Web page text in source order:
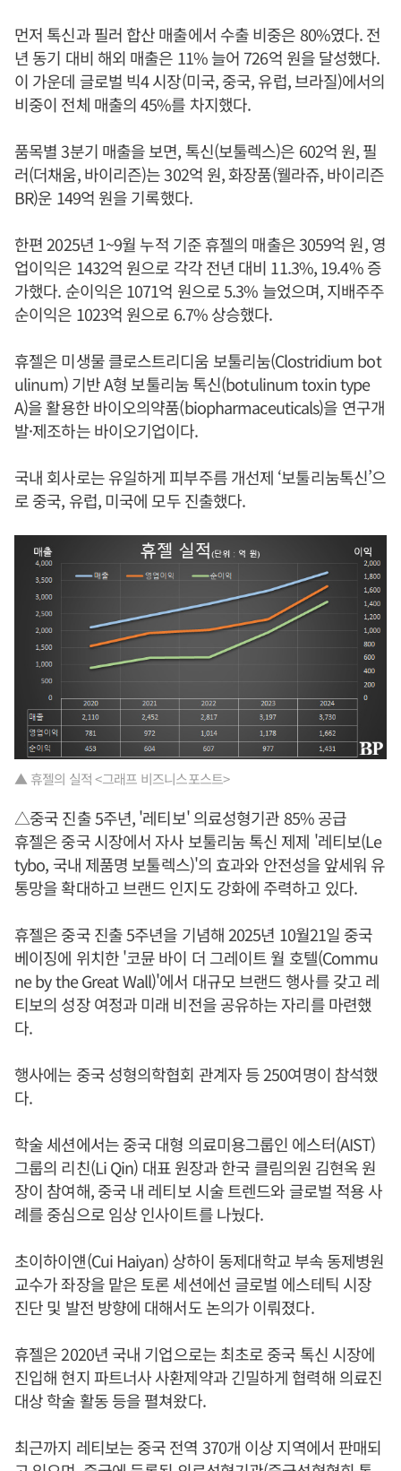
먼저 톡신과 필러 합산 매출에서 수출 비중은 80%였다. 전
년 동기 대비 해외 매출은 11% 늘어 726억 원을 달성했다.
이 가운데 글로벌 빅4 시장(미국, 중국, 유럽, 브라질)에서의
비중이 전체 매출의 45%를 차지했다.
품목별 3분기 매출을 보면, 톡신(보툴렉스)은 602억 원, 필
러(더채움, 바이리즌)는 302억 원, 화장품(웰라쥬, 바이리즌
BR)운 149억 원을 기록했다.
한편 2025년 1~9월 누적 기준 휴젤의 매출은 3059억 원, 영
업이익은 1432억 원으로 각각 전년 대비 11.3%, 19.4% 증
가했다. 순이익은 1071억 원으로 5.3% 늘었으며, 지배주주
순이익은 1023억 원으로 6.7% 상승했다.
휴젤은 미생물 클로스트리디움 보툴리눔(Clostridium bot
ulinum) 기반 A형 보툴리눔 톡신(botulinum toxin type
A)을 활용한 바이오의약품(biopharmaceuticals)을 연구개
발·제조하는 바이오기업이다.
국내 회사로는 유일하게 피부주름 개선제 ‘보툴리눔톡신’으
로 중국, 유럽, 미국에 모두 진출했다.
▲ 휴젤의 실적 <그래프 비즈니스포스트>
△중국 진출 5주년, '레티보' 의료성형기관 85% 공급
휴젤은 중국 시장에서 자사 보툴리눔 톡신 제제 '레티보(Le
tybo, 국내 제품명 보툴렉스)'의 효과와 안전성을 앞세워 유
통망을 확대하고 브랜드 인지도 강화에 주력하고 있다.
휴젤은 중국 진출 5주년을 기념해 2025년 10월21일 중국
베이징에 위치한 '코뮨 바이 더 그레이트 월 호텔(Commu
ne by the Great Wall)'에서 대규모 브랜드 행사를 갖고 레
티보의 성장 여정과 미래 비전을 공유하는 자리를 마련했
다.
행사에는 중국 성형의학협회 관계자 등 250여명이 참석했
다.
학술 세션에서는 중국 대형 의료미용그룹인 에스터(AIST)
그룹의 리친(Li Qin) 대표 원장과 한국 클림의원 김현옥 원
장이 참여해, 중국 내 레티보 시술 트렌드와 글로벌 적용 사
례를 중심으로 임상 인사이트를 나눴다.
초이하이얜(Cui Haiyan) 상하이 동제대학교 부속 동제병원
교수가 좌장을 맡은 토론 세션에선 글로벌 에스테틱 시장
진단 및 발전 방향에 대해서도 논의가 이뤄졌다.
휴젤은 2020년 국내 기업으로는 최초로 중국 톡신 시장에
진입해 현지 파트너사 사환제약과 긴밀하게 협력해 의료진
대상 학술 활동 등을 펼쳐왔다.
최근까지 레티보는 중국 전역 370개 이상 지역에서 판매되